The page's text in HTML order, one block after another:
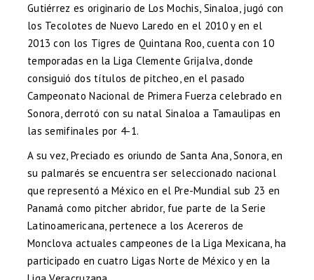
Gutiérrez es originario de Los Mochis, Sinaloa, jugó con
los Tecolotes de Nuevo Laredo en el 2010 y en el
2013 con los Tigres de Quintana Roo, cuenta con 10
temporadas en la Liga Clemente Grijalva, donde
consiguió dos títulos de pitcheo, en el pasado
Campeonato Nacional de Primera Fuerza celebrado en
Sonora, derrotó con su natal Sinaloa a Tamaulipas en
las semifinales por 4-1.
A su vez, Preciado es oriundo de Santa Ana, Sonora, en
su palmarés se encuentra ser seleccionado nacional
que representó a México en el Pre-Mundial sub 23 en
Panamá como pitcher abridor, fue parte de la Serie
Latinoamericana, pertenece a los Acereros de
Monclova actuales campeones de la Liga Mexicana, ha
participado en cuatro Ligas Norte de México y en la